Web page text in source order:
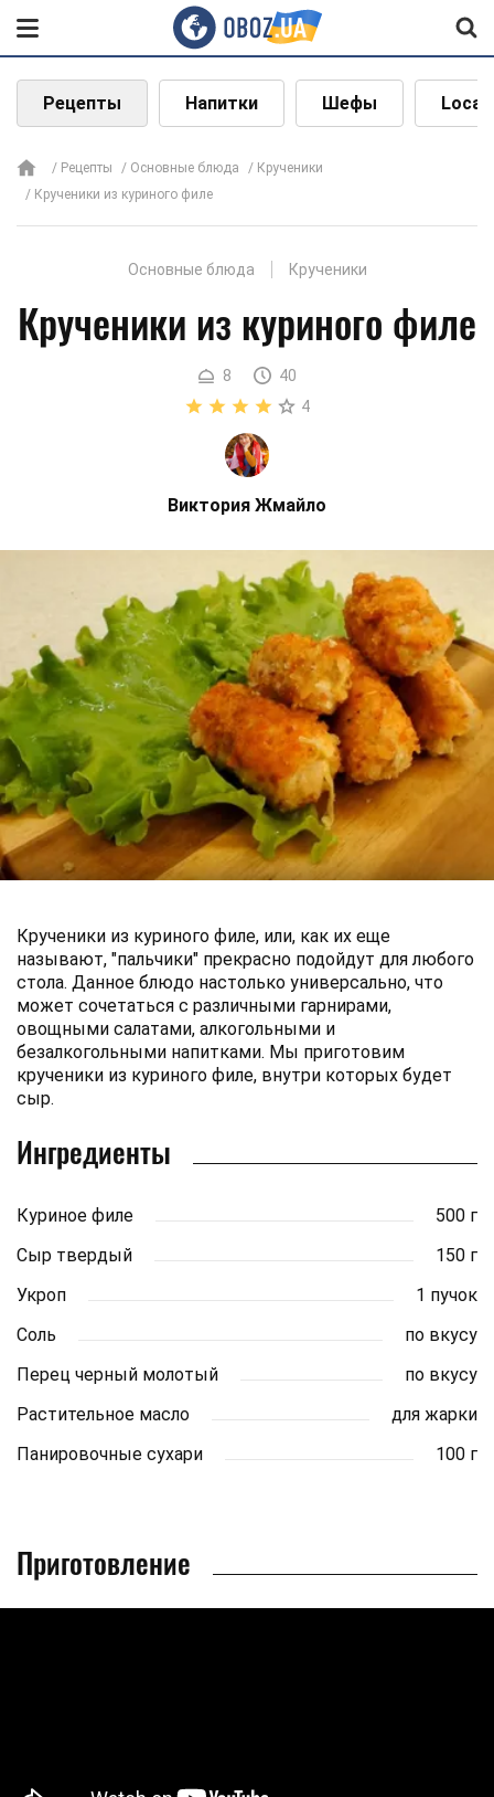
Рецепты Напитки Шефы Local
Рецепты Основные блюда
Крученики
Крученики из куриного филе
Основные блюда Крученики
Крученики из куриного филе
8
40
4
Виктория Жмайло
Крученики из куриного филе, или, как их еще
называют, "пальчики" прекрасно подойдут для любого
стола. Данное блюдо настолько универсально, что
может сочетаться с различными гарнирами,
овощными салатами, алкогольными и
безалкогольными напитками. Мы приготовим
крученики из куриного филе, внутри которых будет
сыр.
Ингредиенты
Куриное филе
500 г
Сыр твердый
150 г
Укроп
1 пучок
Соль
по вкусу
Перец черный молотый
по вкусу
Растительное масло
для жарки
Панировочные сухари
100 г
Приготовление